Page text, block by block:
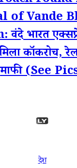
of Vande
भारत
कॉकरोच,
माफी (See
देश